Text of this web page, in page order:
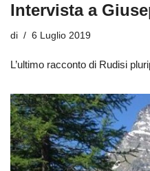
Intervista a
di 6 Luglio 2019
L’ultimo racconto di Rudisi